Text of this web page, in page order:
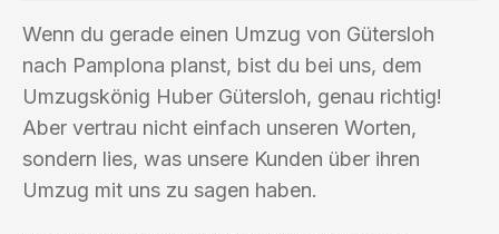
Wenn du gerade einen Umzug von Gütersloh
nach Pamplona planst, bist du bei uns, dem
Umzugskönig Huber Gütersloh, genau richtig!
Aber vertrau nicht einfach unseren Worten,
sondern lies, was unsere Kunden über ihren
Umzug mit uns zu sagen haben.